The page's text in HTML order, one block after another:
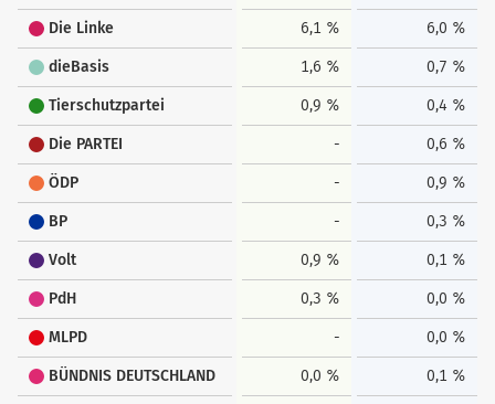
Die Linke 6,1 % 6,0 %
dieBasis 1,6 % 0,7 %
Tierschutzpartei 0,9 % 0,4 %
Die PARTEI - 0,6 %
ÖDP - 0,9 %
BP - 0,3 %
Volt 0,9 % 0,1 %
PdH 0,3 % 0,0 %
MLPD - 0,0 %
BÜNDNIS DEUTSCHLAND 0,0 % 0,1 %